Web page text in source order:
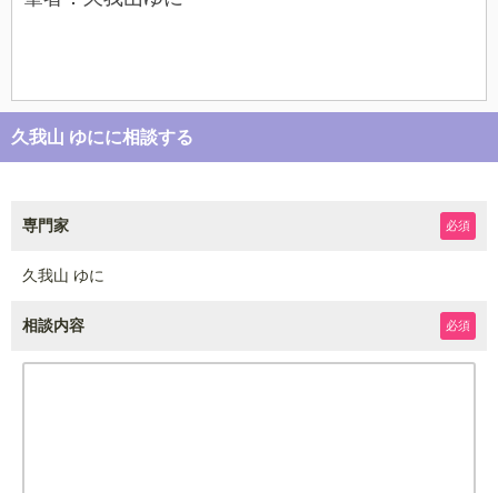
久我山 ゆにに相談する
専門家 必須
久我山 ゆに
相談内容 必須